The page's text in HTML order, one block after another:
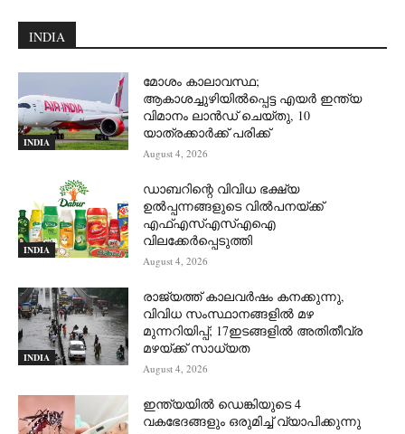
INDIA
INDIA
മോശം കാലാവസ്ഥ;
ആകാശച്ചുഴിയില്‍പ്പെട്ട എയര്‍ ഇന്ത്യ
വിമാനം ലാന്‍ഡ് ചെയ്തു, 10
യാത്രക്കാര്‍ക്ക് പരിക്ക്
August 4, 2026
INDIA
ഡാബറിന്റെ വിവിധ ഭക്ഷ്യ
ഉൽപ്പന്നങ്ങളുടെ വിൽപനയ്ക്ക്
എഫ്എസ്എസ്എഐ
വിലക്കേർപ്പെടുത്തി
August 4, 2026
INDIA
രാജ്യത്ത് കാലവർഷം കനക്കുന്നു,
വിവിധ സംസ്ഥാനങ്ങളിൽ മഴ
മുന്നറിയിപ്പ്; 17ഇടങ്ങളിൽ അതിതീവ്ര
മഴയ്ക്ക് സാധ്യത
August 4, 2026
ഇന്ത്യയിൽ ഡെങ്കിയുടെ 4
വകഭേദങ്ങളും ഒരുമിച്ച് വ്യാപിക്കുന്നു